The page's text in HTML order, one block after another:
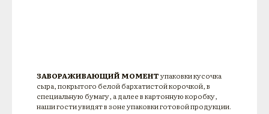
ЗАВОРАЖИВАЮЩИЙ МОМЕНТупаковки кусочка
сыра, покрытого белой бархатистой корочкой, в
специальную бумагу, а далее в картонную коробку,
наши гости увидят в зоне упаковки готовой продукции.